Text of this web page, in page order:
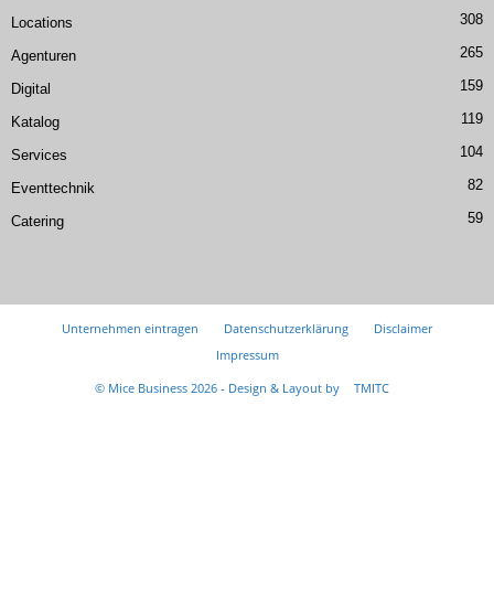
Locations 308
Agenturen 265
Digital 159
Katalog 119
Services 104
Eventtechnik 82
Catering 59
Unternehmen eintragen Datenschutzerklärung
Disclaimer
Impressum
© Mice Business 2026 - Design & Layout by
TMITC